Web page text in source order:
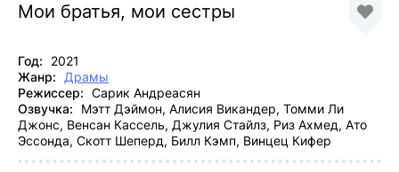
Мои братья, мои сестры
Год:
2021
Жанр:
Драмы
Режиссер: Сарик Андреасян
Озвучка:
Мэтт Дэймон, Алисия Викандер, Томми Ли
Джонс, Венсан Кассель, Джулия Стайлз, Риз Ахмед, Ато
Эссонда, Скотт Шеперд, Билл Кэмп, Винцец Кифер